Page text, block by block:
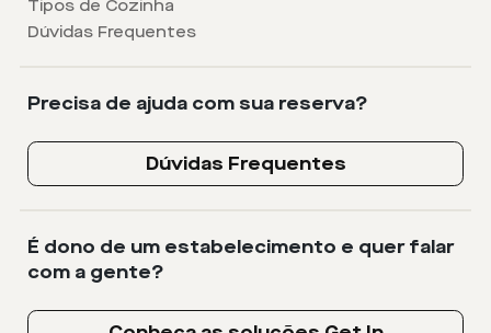
Tipos de Cozinha
Dúvidas Frequentes
Precisa de ajuda com sua reserva?
Dúvidas Frequentes
É dono de um estabelecimento e quer falar
com a gente?